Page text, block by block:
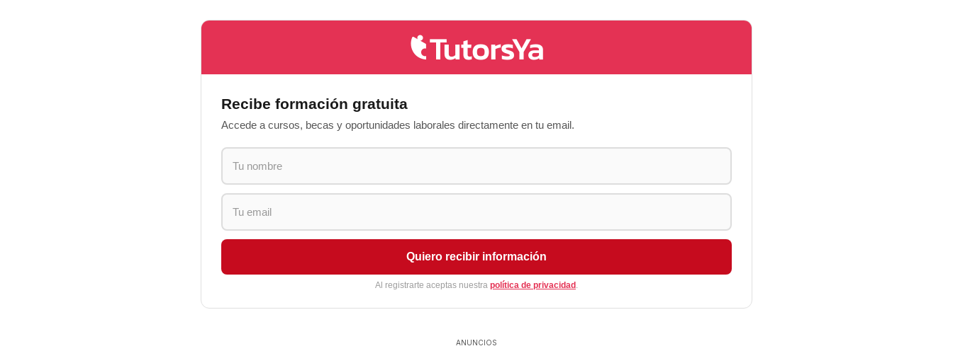
Recibe formación gratuita
Accede a cursos, becas y oportunidades laborales directamente en tu email.
Quiero recibir información
Al registrarte aceptas nuestra política de privacidad .
ANUNCIOS